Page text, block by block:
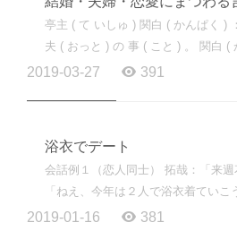
亭主 ( て いしゅ ) 関白 ( かんぱく )
夫 ( おっと ) の 事 ( こと ) 。 関白 (
ちゅうこき ) 、 天皇 ( てんのう ) を
2019-03-27 391
浴衣でデート
会話例１（恋人同士） 拓哉：「来週
「ねえ、今年は２人で浴衣着てい
いよ」 静香：「なんで～一緒に着て
2019-01-16 381